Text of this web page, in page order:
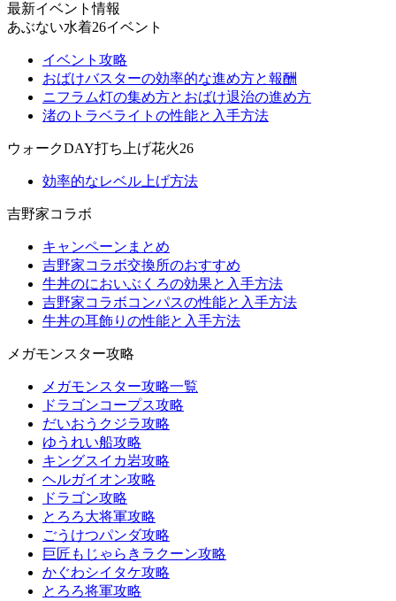
最新イベント情報
あぶない水着26イベント
イベント攻略
おばけバスターの効率的な進め方と報酬
ニフラム灯の集め方とおばけ退治の進め方
渚のトラベライトの性能と入手方法
ウォークDAY打ち上げ花火26
効率的なレベル上げ方法
吉野家コラボ
キャンペーンまとめ
吉野家コラボ交換所のおすすめ
牛丼のにおいぶくろの効果と入手方法
吉野家コラボコンパスの性能と入手方法
牛丼の耳飾りの性能と入手方法
メガモンスター攻略
メガモンスター攻略一覧
ドラゴンコープス攻略
だいおうクジラ攻略
ゆうれい船攻略
キングスイカ岩攻略
ヘルガイオン攻略
ドラゴン攻略
とろろ大将軍攻略
ごうけつパンダ攻略
巨匠もじゃらきラクーン攻略
かぐわシイタケ攻略
とろろ将軍攻略